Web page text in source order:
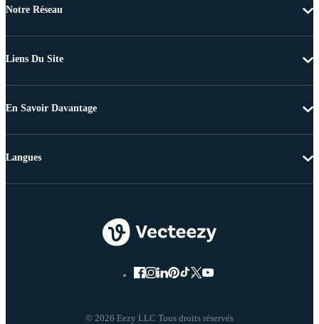
Notre Réseau
Liens Du Site
En Savoir Davantage
© 2026 Eezy LLC Tous droits réservés
Langues